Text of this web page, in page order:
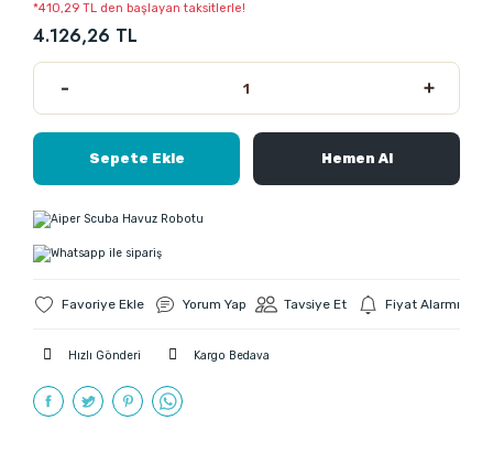
*410,29 TL den başlayan taksitlerle!
4.126,26 TL
Sepete Ekle Hemen Al
Yorum Yap Tavsiye Et Fiyat Alarmı
Hızlı Gönderi Kargo Bedava